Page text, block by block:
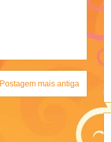
Postagem mais antiga